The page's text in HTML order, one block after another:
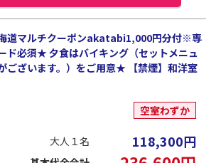
道マルチクーポンakatabi1,000円分付※専
ド必須★ 夕食はバイキング（セットメニュ
ございます。）をご用意★ 【禁煙】和洋室
空室わずか
大人１名 118,300円